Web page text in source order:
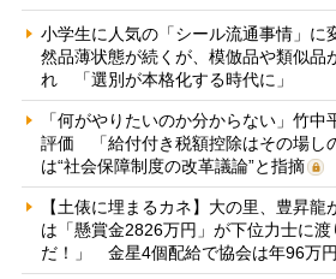
小学生に人気の「シール流通事情」
然品薄状態が続くが、模倣品や類似品
れ 「選別が本格化する時代に」
「何がやりたいのか分からない」竹
評価 「給付付き税額控除はその場し
は“社会保障制度の改革議論”と指摘
【土俵に埋まるカネ】大の里、豊昇
は「懸賞金2826万円」が下位力士に
だ！」 金星4個配給で協会は年96万